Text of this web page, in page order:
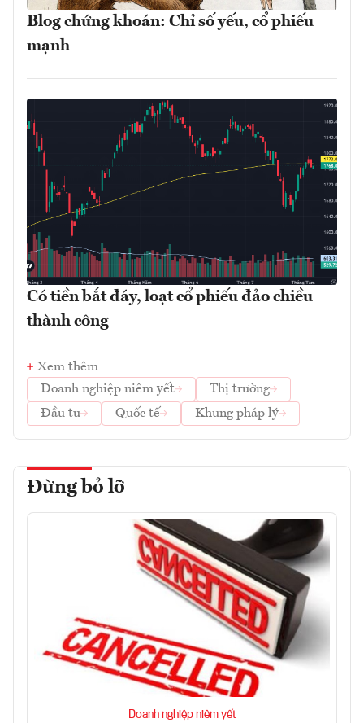
Blog chứng khoán: Chỉ số yếu, cổ phiếu
mạnh
Có tiền bắt đáy, loạt cổ phiếu đảo chiều
thành công
Xem thêm
Doanh nghiệp niêm yết
Thị trường
Đầu tư
Quốc tế Khung pháp lý
Đừng bỏ lỡ
Doanh nghiệp niêm yết